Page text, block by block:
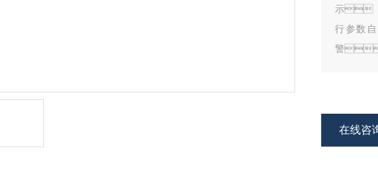
示
行参数
警
在线咨